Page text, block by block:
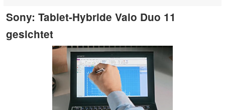
Sony: Tablet-Hybride Vaio Duo 11
gesichtet